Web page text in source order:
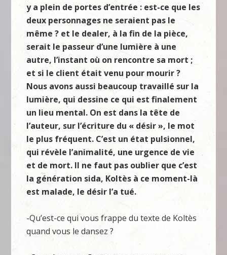
y a plein de portes d’entrée : est-ce que les
deux personnages ne seraient pas le
même ? et le dealer, à la fin de la pièce,
serait le passeur d’une lumière à une
autre, l’instant où on rencontre sa mort ;
et si le client était venu pour mourir ?
Nous avons aussi beaucoup travaillé sur la
lumière, qui dessine ce qui est finalement
un lieu mental. On est dans la tête de
l’auteur, sur l’écriture du « désir », le mot
le plus fréquent. C’est un état pulsionnel,
qui révèle l’animalité, une urgence de vie
et de mort. Il ne faut pas oublier que c’est
la génération sida, Koltès à ce moment-là
est malade, le désir l’a tué.
-Qu’est-ce qui vous frappe du texte de Koltès
quand vous le dansez ?